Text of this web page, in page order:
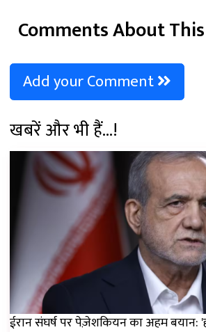
Comments About
Add your Comment
खबरें और भी हैं...!
ईरान संघर्ष पर पेज़ेशकियन का अहम बयान: